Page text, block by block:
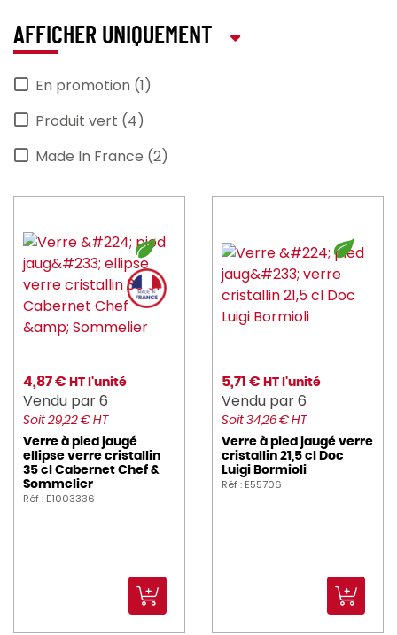
AFFICHER UNIQUEMENT
En promotion (1)
Produit vert (4)
Made In France (2)
4,87 € HT l'unité
Vendu par 6
Soit 29,22 € HT
Verre à pied jaugé
ellipse verre cristallin
35 cl Cabernet Chef &
Sommelier
Réf : E1003336
5,71 € HT l'unité
Vendu par 6
Soit 34,26 € HT
Verre à pied jaugé verre
cristallin 21,5 cl Doc
Luigi Bormioli
Réf : E55706